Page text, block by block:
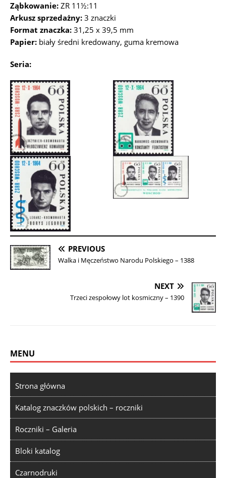
Ząbkowanie: ZR 11½:11
Arkusz sprzedażny: 3 znaczki
Format znaczka: 31,25 x 39,5 mm
Papier: biały średni kredowany, guma kremowa
Seria:
PREVIOUS
Walka i Męczeństwo Narodu Polskiego – 1388
NEXT
Trzeci zespołowy lot kosmiczny – 1390
MENU
Strona główna
Katalog znaczków polskich – roczniki
Roczniki – Galeria
Bloki katalog
Czarnodruki